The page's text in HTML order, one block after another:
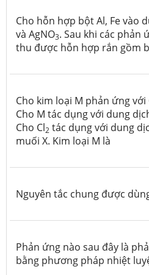
Cho hỗn hợp bột Al, Fe vào
và AgNO3. Sau khi các phản
thu được hỗn hợp rắn gồm
Cho kim loại M phản ứng với
Cho M tác dụng với dung
Cho Cl2 tác dụng với dung
muối X. Kim loại M là
Nguyên tắc chung được
Phản ứng nào sau đây là
bằng phương pháp nhiệt